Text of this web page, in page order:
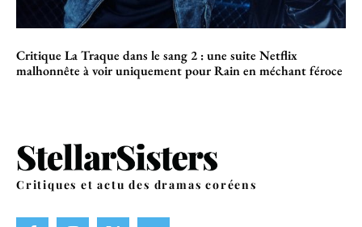
Critique La Traque dans le sang 2 : une suite Netflix
malhonnête à voir uniquement pour Rain en méchant féroce
Critiques et actu des dramas coréens